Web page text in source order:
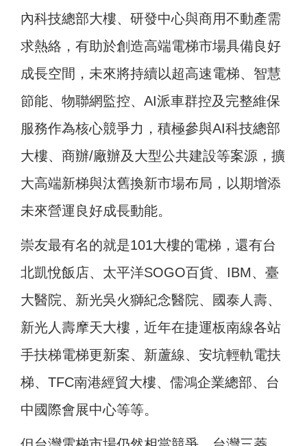
內科技總部大樓、研發中心與商用不動產需
求熱絡，有助於創造高端電梯市場具備良好
成長空間，未來將持續以超高速電梯、智慧
節能、物聯網監控、AI派車群控及完整維保
服務作為核心競爭力，積極參與AI科技總部
大樓、商辦/廠辦及大型公共建設等案源，擴
大高端新梯與汰舊換新市場布局，以期增添
未來營運良好成長動能。
崇友最有名的就是101大樓的電梯，還有台
北凱悅飯店、太平洋SOGO百貨、IBM、臺
大醫院、新光吳火獅紀念醫院、國泰人壽、
新光人壽摩天大樓，近年在捷運板南線各站
手扶梯電梯更新案、新蘆線、安坑輕軌電扶
梯、TFC南港經貿大樓、儒鴻企業總部、台
中國際會展中心等等。